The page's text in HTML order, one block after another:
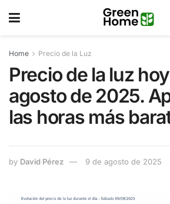
Home Precio de la Luz
Precio de la luz
agosto de 2025.
las horas más
by David Pérez 9 de agosto de 2025